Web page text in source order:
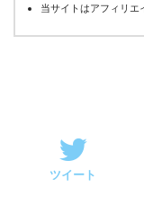
当サイトはアフィリエ
ツイート